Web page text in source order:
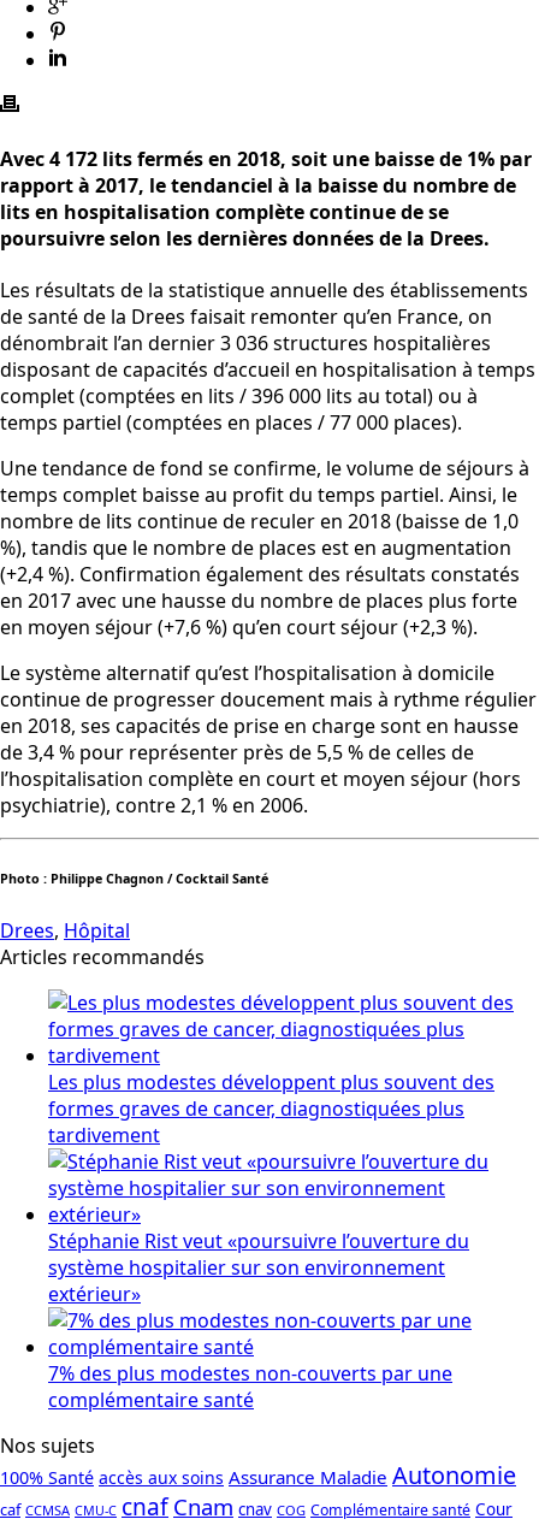
Avec 4 172 lits fermés en 2018, soit une baisse de 1% par
rapport à 2017, le tendanciel à la baisse du nombre de
lits en hospitalisation complète continue de se
poursuivre selon les dernières données de la Drees.
Les résultats de la statistique annuelle des établissements
de santé de la Drees faisait remonter qu’en France, on
dénombrait l’an dernier 3 036 structures hospitalières
disposant de capacités d’accueil en hospitalisation à temps
complet (comptées en lits / 396 000 lits au total) ou à
temps partiel (comptées en places / 77 000 places).
Une tendance de fond se confirme, le volume de séjours à
temps complet baisse au profit du temps partiel. Ainsi, le
nombre de lits continue de reculer en 2018 (baisse de 1,0
%), tandis que le nombre de places est en augmentation
(+2,4 %). Confirmation également des résultats constatés
en 2017 avec une hausse du nombre de places plus forte
en moyen séjour (+7,6 %) qu’en court séjour (+2,3 %).
Le système alternatif qu’est l’hospitalisation à domicile
continue de progresser doucement mais à rythme régulier
en 2018, ses capacités de prise en charge sont en hausse
de 3,4 % pour représenter près de 5,5 % de celles de
l’hospitalisation complète en court et moyen séjour (hors
psychiatrie), contre 2,1 % en 2006.
Photo : Philippe Chagnon / Cocktail Santé
Drees, Hôpital
Articles recommandés
Les plus modestes développent plus souvent des
formes graves de cancer, diagnostiquées plus
tardivement
Stéphanie Rist veut «poursuivre l’ouverture du
système hospitalier sur son environnement
extérieur»
7% des plus modestes non-couverts par une
complémentaire santé
Nos sujets
100% Santé accès aux soins Assurance Maladie Autonomie
caf CCMSA CMU-C cnaf Cnam cnav COG Complémentaire santé Cour